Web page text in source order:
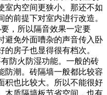
室内空间更狭小。那还不如
前提下对室内进行改造。
，所以隔音效果一定要
避免外面嘈杂的声音传入卧
房子也显得很有档次。
防火防湿功能。一般的砖
防潮。砖隔墙一般都比较容
积也比较大。所以不能很好
木质隔墙板节省空间，也有